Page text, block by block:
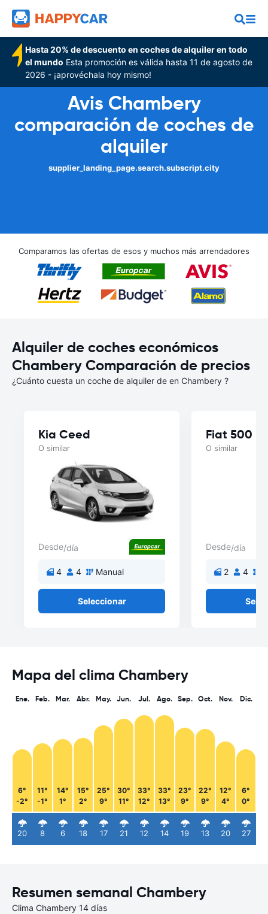
Hasta 20% de descuento en coches de alquiler en todo
el mundo Esta promoción es válida hasta 11 de agosto de
2026 - ¡aprovéchala hoy mismo!
Avis Chambery
comparación de coches de
alquiler
supplier_landing_page.search.subscript.city
Comparamos las ofertas de esos y muchos más arrendadores
Alquiler de coches económicos
Chambery Comparación de precios
¿Cuánto cuesta un coche de alquiler de en Chambery ?
Kia Ceed
O similar
Desde/día
4 4 Manual
Seleccionar
Fiat 500
O similar
Desde/día
2 4
Mapa del clima Chambery
Ene.
6°
-2°
20
Feb.
11°
-1°
8
Mar.
14°
1°
6
Abr.
15°
2°
18
May.
25°
9°
17
Jun.
30°
11°
21
Jul.
33°
12°
12
Ago.
33°
13°
14
Sep.
23°
9°
19
Oct.
22°
9°
13
Nov.
12°
4°
20
Dic.
6°
0°
27
Resumen semanal Chambery
Clima Chambery 14 días